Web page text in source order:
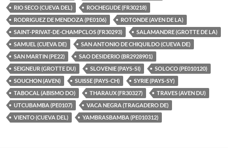
RIO SECO (CUEVA DEL)
ROCHEGUDE (FR30218)
RODRIGUEZ DE MENDOZA (PE0106)
ROTONDE (AVEN DE LA)
SAINT-PRIVAT-DE-CHAMPCLOS (FR30293)
SALAMANDRE (GROTTE DE LA)
SAMUEL (CUEVA DE)
SAN ANTONIO DE CHIQUILDO (CUEVA DE)
SAN MARTIN (PE22)
SAO DESIDERIO (BR2928901)
SEIGNEUR (GROTTE DU)
SLOVENIE (PAYS-SI)
SOLOCO (PE010120)
SOUCHON (AVEN)
SUISSE (PAYS-CH)
SYRIE (PAYS-SY)
TABOCAL (ABISMO DO)
THARAUX (FR30327)
TRAVES (AVEN DU)
UTCUBAMBA (PE0107)
VACA NEGRA (TRAGADERO DE)
VIENTO (CUEVA DEL)
YAMBRASBAMBA (PE010312)